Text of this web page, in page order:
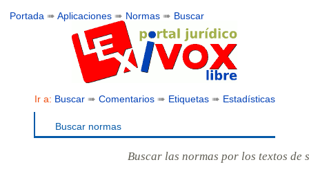
Portada ➠Aplicaciones ➠ Normas ➠ Buscar
Ir a: Buscar➠ Comentarios➠ Etiquetas➠ Estadísticas
Buscar normas
Buscar las normas por los textos de